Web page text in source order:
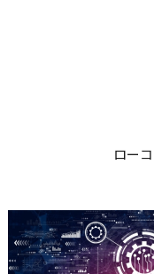
ロー